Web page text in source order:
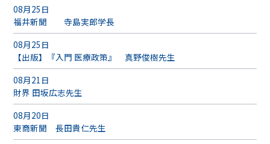
08月25日
福井新聞 寺島実郎学長
08月25日
【出版】『入門 医療政策』 真野俊樹先生
08月21日
財界 田坂広志先生
08月20日
東商新聞 長田貴仁先生